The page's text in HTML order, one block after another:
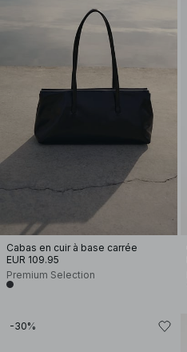
Cabas en cuir à base carrée
EUR 109.95
Premium Selection
-30%